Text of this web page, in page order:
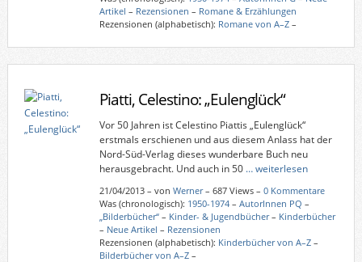
Artikel – Rezensionen – Romane & Erzählungen
Rezensionen (alphabetisch): Romane von A–Z–
Piatti, Celestino: „Eulenglück“
Vor 50 Jahren ist Celestino Piattis „Eulenglück“
erstmals erschienen und aus diesem Anlass hat der
Nord-Süd-Verlag dieses wunderbare Buch neu
herausgebracht. Und auch in 50 … weiterlesen
21/04/2013– von Werner– 687 Views – 0 Kommentare
Was (chronologisch): 1950-1974– AutorInnen PQ –
„Bilderbücher“– Kinder- & Jugendbücher– Kinderbücher
– Neue Artikel – Rezensionen
Rezensionen (alphabetisch): Kinderbücher von A–Z–
Bilderbücher von A–Z–